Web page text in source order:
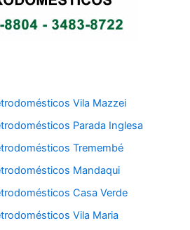
Vila Mazzei
Parada Inglesa
Tremembé
Mandaqui
Casa Verde
Vila Maria